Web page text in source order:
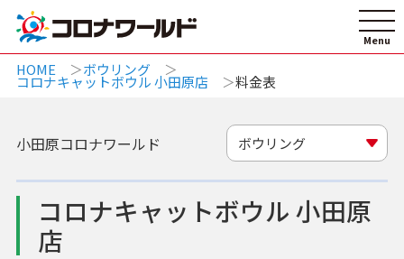
HOME ボウリング
コロナキャットボウル 小田原店 料金表
コロナキャットボウル 小田原
店
小田原コロナワールド ボウリング